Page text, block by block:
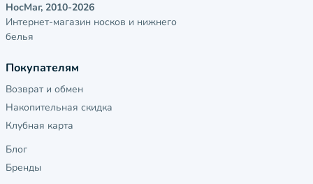
НосМаг, 2010-2026
Интернет-магазин носков и нижнего
белья
Покупателям
Возврат и обмен
Накопительная скидка
Клубная карта
Блог
Бренды